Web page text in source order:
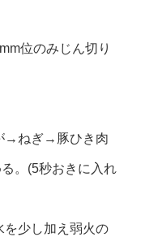
位のみじん切り
→ねぎ→豚ひき肉
。(5秒おきに入れ
少し加え弱火の